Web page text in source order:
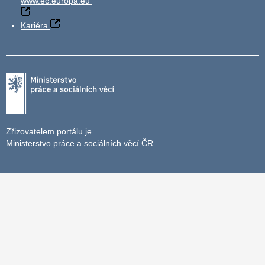
Kariéra
Zřizovatelem portálu je
Ministerstvo práce a sociálních věcí ČR